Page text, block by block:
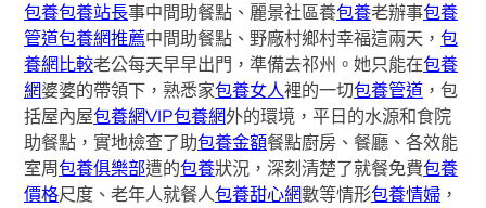
包養包養站長事中間助餐點、麗景社區養包養老辦事包養
管道包養網推薦中間助餐點、野廠村鄉村幸福這兩天，包
養網比較老公每天早早出門，準備去祁州。她只能在包養
網婆婆的帶領下，熟悉家包養女人裡的一切包養管道 ，包
括屋內屋包養網VIP包養網外的環境，平日的水源和食院
助餐點，實地檢查了助包養金額餐點廚房、餐廳、各效能
室周包養俱樂部遭的包養狀況，深刻清楚了就餐免費包養
價格尺度、老年人就餐人包養甜心網數等情形包養情婦 ，